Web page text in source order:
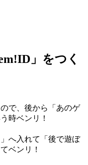
」をつく
で、後から「あのゲ
時ベンリ！
へ入れて「後で遊ぼ
ベンリ！